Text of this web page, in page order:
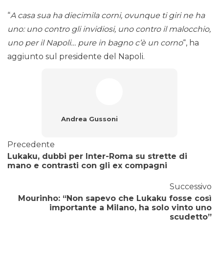
“A casa sua ha diecimila corni, ovunque ti giri ne ha
uno: uno contro gli invidiosi, uno contro il malocchio,
uno per il Napoli… pure in bagno c’è un corno“, ha
aggiunto sul presidente del Napoli.
Andrea Gussoni
Precedente
Lukaku, dubbi per Inter-Roma su strette di
mano e contrasti con gli ex compagni
Successivo
Mourinho: “Non sapevo che Lukaku fosse così
importante a Milano, ha solo vinto uno
scudetto”